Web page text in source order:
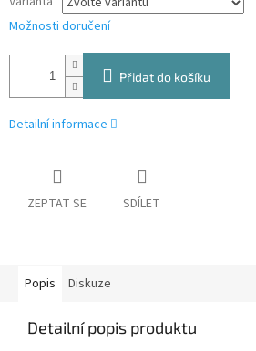
Možnosti doručení
Přidat do košíku
Detailní informace
ZEPTAT SE SDÍLET
Popis Diskuze
Detailní popis produktu